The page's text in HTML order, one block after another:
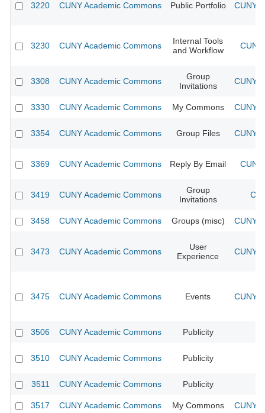
3220 CUNY Academic Commons Public Portfolio CUNY
3230 CUNY Academic Commons
Internal Tools
and Workflow
3308 CUNY Academic Commons
Group
Invitations
CUNY
3330 CUNY Academic Commons My Commons CUNY
3354 CUNY Academic Commons Group Files CUNY
3369 CUNY Academic Commons Reply By Email
3419 CUNY Academic Commons
Group
Invitations
3458 CUNY Academic Commons Groups (misc) CUNY
3473 CUNY Academic Commons
User
Experience
CUNY
3475 CUNY Academic Commons Events CUNY
3506 CUNY Academic Commons Publicity
3510 CUNY Academic Commons Publicity
3511 CUNY Academic Commons Publicity
3517 CUNY Academic Commons My Commons CUNY